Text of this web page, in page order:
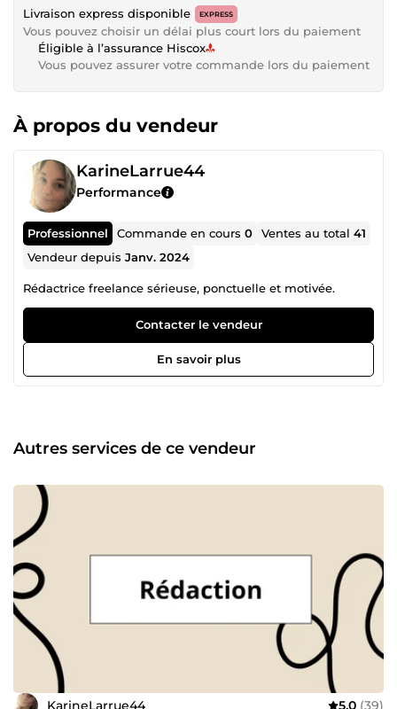
Livraison express disponible EXPRESS
Vous pouvez choisir un délai plus court lors du paiement
Éligible à l’assurance Hiscox
Vous pouvez assurer votre commande lors du paiement
À propos du vendeur
KarineLarrue44
Performance
Professionnel Commande en cours0 Ventes au total41
Vendeur depuisJanv. 2024
Rédactrice freelance sérieuse, ponctuelle et motivée.
Contacter le vendeur
En savoir plus
Autres services de ce vendeur
KarineLarrue44 5,0 (39)